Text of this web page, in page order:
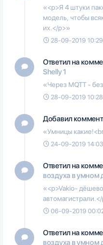
«<p>Я 4 штуки
модель, чтобы
их.</p>»
28-09-2019 10:29
Ответил на
Shelly 1
«Через MQTT -
28-09-2019 10:28
Добавил
«Умницы
24-09-2019 14:03
Ответил на
воздуха в умном
«<p>Vakio-
06-09-2019
Ответил на
воздуха в умном